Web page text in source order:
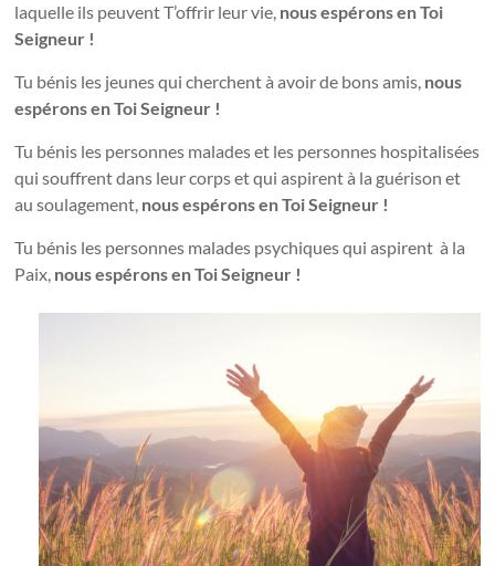
laquelle ils peuvent T’offrir leur vie, nous espérons en Toi
Seigneur !
Tu bénis les jeunes qui cherchent à avoir de bons amis, nous
espérons en Toi Seigneur !
Tu bénis les personnes malades et les personnes hospitalisées
qui souffrent dans leur corps et qui aspirent à la guérison et
au soulagement, nous espérons en Toi Seigneur !
Tu bénis les personnes malades psychiques qui aspirent à la
Paix, nous espérons en Toi Seigneur !